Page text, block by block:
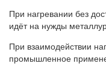
При нагревании без
идёт на нужды
При взаимодействии
промышленное